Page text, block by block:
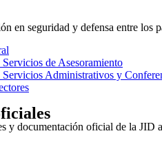
en seguridad y defensa entre
Servicios de Asesoramiento
Servicios Administrativos y
y documentación oficial de la JID